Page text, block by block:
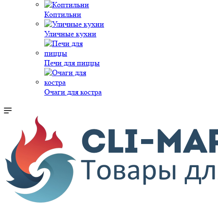
Коптильни
Уличные кухни
Печи для пиццы
Очаги для костра